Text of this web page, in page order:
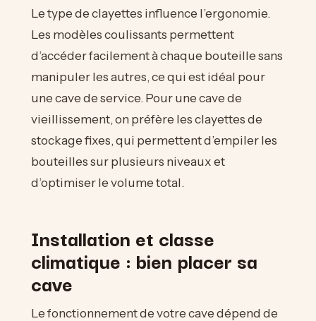
Le type de clayettes influence l’ergonomie.
Les modèles coulissants permettent
d’accéder facilement à chaque bouteille sans
manipuler les autres, ce qui est idéal pour
une cave de service. Pour une cave de
vieillissement, on préfère les clayettes de
stockage fixes, qui permettent d’empiler les
bouteilles sur plusieurs niveaux et
d’optimiser le volume total.
Installation et classe
climatique : bien placer sa
cave
Le fonctionnement de votre cave dépend de